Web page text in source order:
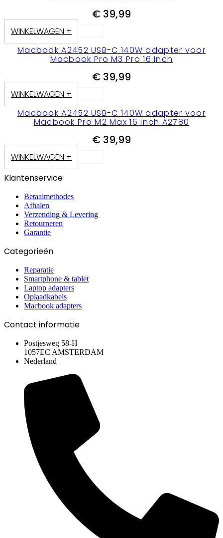
€ 39,99
WINKELWAGEN +
Macbook A2452 USB-C 140W adapter voor
Macbook Pro M3 Pro 16 inch
€ 39,99
WINKELWAGEN +
Macbook A2452 USB-C 140W adapter voor
Macbook Pro M2 Max 16 inch A2780
€ 39,99
WINKELWAGEN +
Klantenservice
Betaalmethodes
Afhalen
Verzending & Levering
Retourneren
Garantie
Categorieën
Reparatie
Smartphone & tablet
Laptop adapters
Oplaadkabels
Macbook adapters
Contact informatie
Postjesweg 58-H
1057EC AMSTERDAM
Nederland